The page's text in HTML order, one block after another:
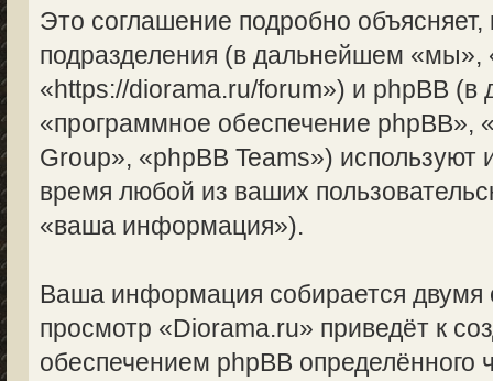
Это соглашение подробно объясняет,
подразделения (в дальнейшем
«https://diorama.ru/forum») и phpBB
«программное обеспечение phpBB»,
Group», «phpBB Teams»)
время любой из ваших
«ваша информация»).
Ваша информация собирается двумя
просмотр «Diorama.ru» приведёт к
обеспечением phpBB